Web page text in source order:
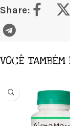
Share:
VOCÊ TAMBÉM